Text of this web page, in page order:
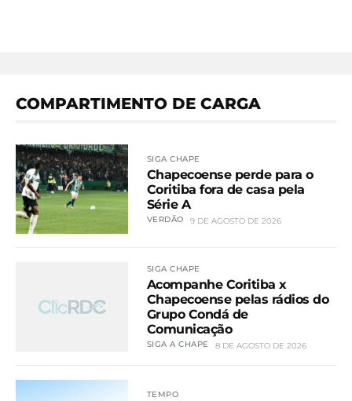
COMPARTIMENTO DE CARGA
SIGA CHAPE
Chapecoense perde para o
Coritiba fora de casa pela
Série A
VERDÃO 9 DE AGOSTO DE 2026
SIGA CHAPE
Acompanhe Coritiba x
Chapecoense pelas rádios do
Grupo Condá de
Comunicação
SIGA A CHAPE 8 DE AGOSTO DE 2026
TEMPO